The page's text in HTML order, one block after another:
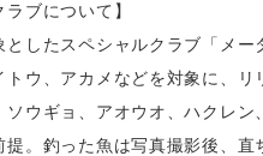
ラブについて】
したスペシャルクラブ「メ
トウ、アカメなどを対象に、リ
ソウギョ、アオウオ、ハクレ
提。釣った魚は写真撮影後、直